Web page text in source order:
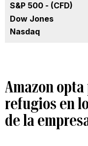
S&P 500 - (CFD)
Dow Jones
Nasdaq
Amazon
refugios en
de la